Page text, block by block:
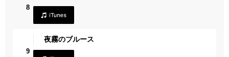
8
9
夜霧のブルース